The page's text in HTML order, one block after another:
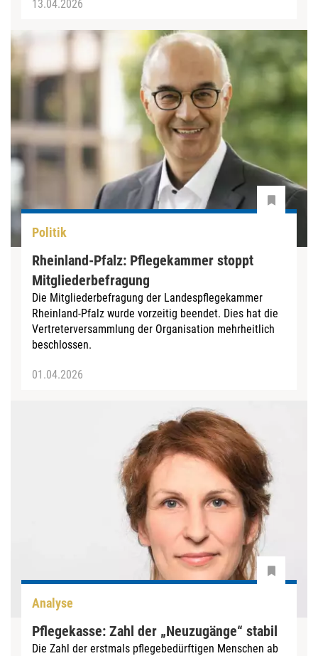
13.04.2026
Politik
Rheinland-Pfalz: Pflegekammer stoppt
Mitgliederbefragung
Die Mitgliederbefragung der Landespflegekammer
Rheinland-Pfalz wurde vorzeitig beendet. Dies hat die
Vertreterversammlung der Organisation mehrheitlich
beschlossen.
01.04.2026
Analyse
Pflegekasse: Zahl der „Neuzugänge“ stabil
Die Zahl der erstmals pflegebedürftigen Menschen ab